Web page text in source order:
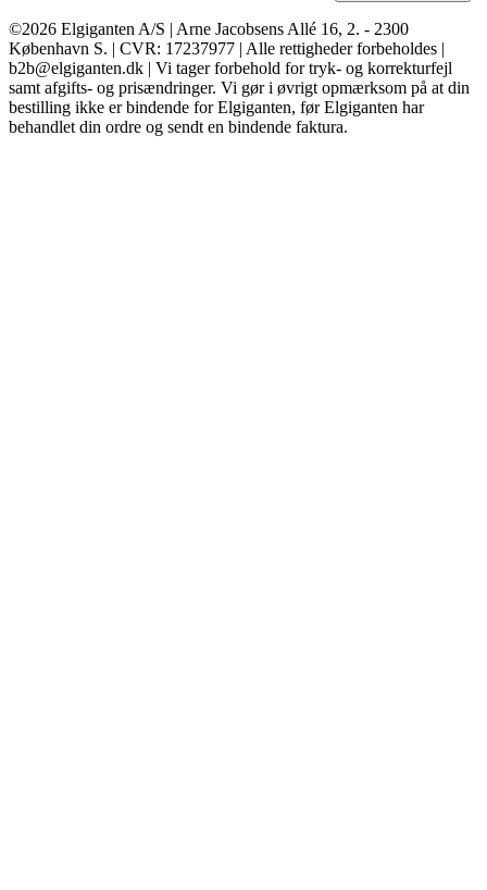
©2026 Elgiganten A/S | Arne Jacobsens Allé 16, 2. - 2300
København S. | CVR: 17237977 | Alle rettigheder forbeholdes |
b2b@elgiganten.dk | Vi tager forbehold for tryk- og korrekturfejl
samt afgifts- og prisændringer. Vi gør i øvrigt opmærksom på at din
bestilling ikke er bindende for Elgiganten, før Elgiganten har
behandlet din ordre og sendt en bindende faktura.